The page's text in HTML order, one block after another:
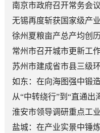
南京市政府召开常务会议
无锡再度斩获国家级产
顶层赛道
徐州夏粮亩产总产均创
常州市召开城市更新工
苏州市建成省市县三级
如东：在向海图强中锻
从“中转绕行”到“直通
口
淮安市领导调研重点工
盐城：在产业实景中锤